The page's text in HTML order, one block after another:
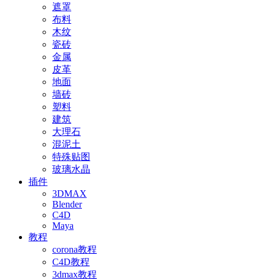
遮罩
布料
木纹
瓷砖
金属
皮革
地面
墙砖
塑料
建筑
大理石
混泥土
特殊贴图
玻璃水晶
插件
3DMAX
Blender
C4D
Maya
教程
corona教程
C4D教程
3dmax教程